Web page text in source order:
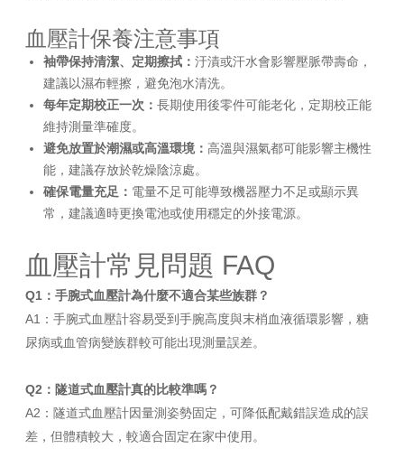
血壓計保養注意事項
袖帶保持清潔、定期擦拭：汙漬或汗水會影響壓脈帶壽命，
建議以濕布輕擦，避免泡水清洗。
每年定期校正一次：長期使用後零件可能老化，定期校正能
維持測量準確度。
避免放置於潮濕或高溫環境：高溫與濕氣都可能影響主機性
能，建議存放於乾燥陰涼處。
確保電量充足： 電量不足可能導致機器壓力不足或顯示異
常，建議適時更換電池或使用穩定的外接電源。
血壓計常見問題 FAQ
Q1：手腕式血壓計為什麼不適合某些族群？
A1：手腕式血壓計容易受到手腕高度與末梢血液循環影響，糖
尿病或血管病變族群較可能出現測量誤差。
Q2：隧道式血壓計真的比較準嗎？
A2：隧道式血壓計因量測姿勢固定，可降低配戴錯誤造成的誤
差，但體積較大，較適合固定在家中使用。